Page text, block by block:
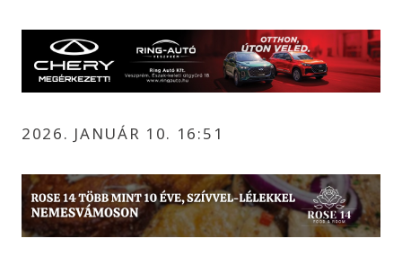
2026. JANUÁR 10. 16:51